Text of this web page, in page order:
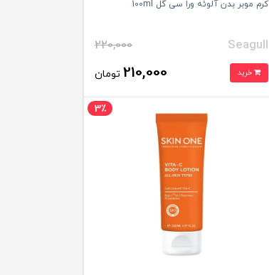
کرم موبر بدن آلوئه ورا سی گل 100ml
Seagull
220,000
خرید 210,000 تومان
3٪